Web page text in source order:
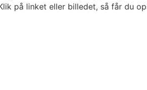
på linket eller billedet, så får du